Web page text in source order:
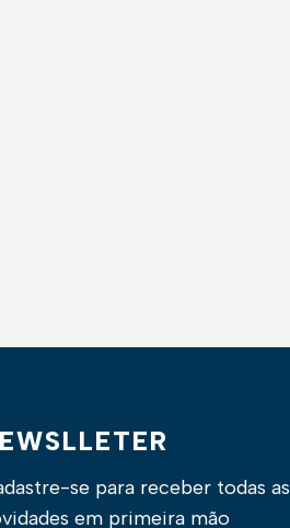
se para receber todas as
em primeira mão